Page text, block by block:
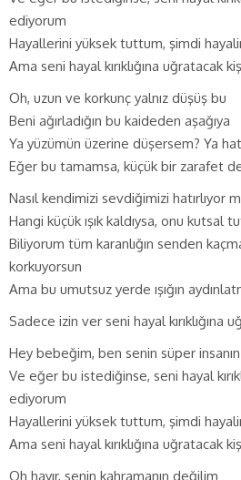
ediyorum
Hayallerini yüksek tuttum, şimdi
Ama seni hayal kırıklığına uğratacak
Oh, uzun ve korkunç yalnız düşüş bu
Beni ağırladığın bu kaideden aşağıya
Ya yüzümün üzerine düşersem? Ya
Eğer bu tamamsa, küçük bir zarafet
Nasıl kendimizi sevdiğimizi hatırlıyor
Hangi küçük ışık kaldıysa, onu kutsal
Biliyorum tüm karanlığın senden
korkuyorsun
Ama bu umutsuz yerde ışığın
Sadece izin ver seni hayal kırıklığına
Hey bebeğim, ben senin süper
Ve eğer bu istediğinse, seni hayal
ediyorum
Hayallerini yüksek tuttum, şimdi
Ama seni hayal kırıklığına uğratacak
Oh hayır, senin kahramanın değilim